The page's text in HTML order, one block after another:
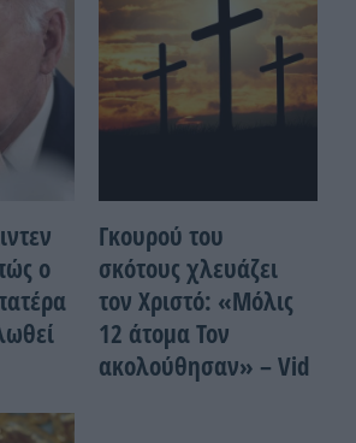
ο
Γκουρού του
σκότους χλευάζει
τον Χριστό: «Μόλις
12 άτομα Τον
ακολούθησαν» – Vid